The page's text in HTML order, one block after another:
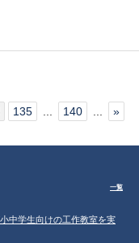
135 140
»
一覧
中学生向けの工作教室を実